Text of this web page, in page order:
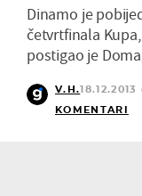
Dinamo je
četvrtfinala
postigao je
V.H.18.12.2013
KOMENTARI